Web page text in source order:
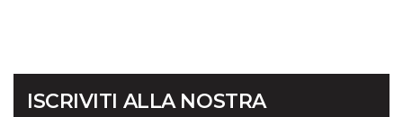
ISCRIVITI ALLA NOSTRA